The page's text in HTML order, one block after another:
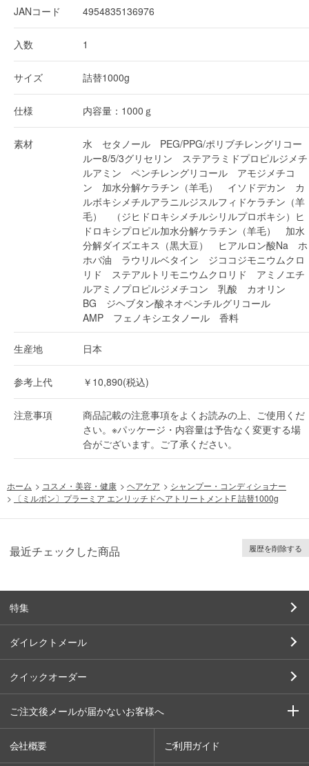
JANコード 4954835136976
入数 1
サイズ 詰替1000g
仕様 内容量：1000ｇ
素材
水 セタノール PEG/PPG/ポリブチレングリコー
ルー8/5/3グリセリン ステアラミドプロピルジメチ
ルアミン ペンチレングリコール アモジメチコ
ン 加水分解ケラチン（羊毛） イソドデカン カ
ルボキシメチルアラニルジスルフィドケラチン（羊
毛） （ジヒドロキシメチルシリルプロボキシ）ヒ
ドロキシプロピル加水分解ケラチン（羊毛） 加水
分解ダイズエキス（黒大豆） ヒアルロン酸Na ホ
ホバ油 ラウリルベタイン ジココジモニウムクロ
リド ステアルトリモニウムクロリド アミノエチ
ルアミノプロピルジメチコン 乳酸 カオリン
BG ジヘブタン酸ネオペンチルグリコール
AMP フェノキシエタノール 香料
生産地 日本
参考上代 ￥10,890(税込)
注意事項
商品記載の注意事項をよくお読みの上、ご使用くだ
さい。※パッケージ・内容量は予告なく変更する場
合がございます。ご了承ください。
ホーム > コスメ・美容・健康 > ヘアケア > シャンプー・コンディショナー
>
〔ミルボン〕プラーミア エンリッチドヘアトリートメントF 詰替1000g
最近チェックした商品 履歴を削除する
特集
ダイレクトメール
クイックオーダー
ご注文後メールが届かないお客様へ
会社概要 ご利用ガイド